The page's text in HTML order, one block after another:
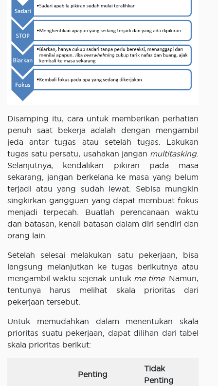
Disamping itu, cara untuk memberikan perhatian
penuh saat bekerja adalah dengan mengambil
jeda antar tugas atau setelah tugas. Lakukan
tugas satu persatu, usahakan jangan multitasking.
Selanjutnya, kendalikan pikiran pada masa
sekarang, jangan berkelana ke masa yang belum
terjadi atau yang sudah lewat. Sebisa mungkin
singkirkan gangguan yang dapat membuat fokus
menjadi terpecah. Buatlah perencanaan waktu
dan batasan, kenali batasan dalam diri sendiri dan
orang lain.
Setelah selesai melakukan satu pekerjaan, bisa
langsung melanjutkan ke tugas berikutnya atau
mengambil waktu sejenak untuk me time. Namun,
tentunya harus melihat skala prioritas dari
pekerjaan tersebut.
Untuk memudahkan dalam menentukan skala
prioritas suatu pekerjaan, dapat dilihan dari tabel
skala prioritas berikut:
Penting
Tidak
Penting